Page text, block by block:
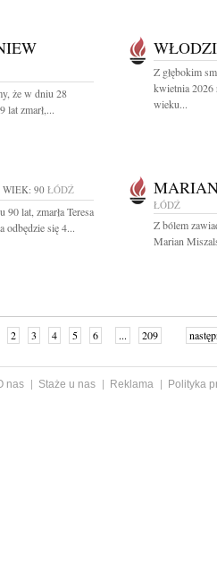
że w dniu 28
lat zmarł,...
Z głębokim
kwietnia
wieku...
WIEK: 90 ŁÓDŹ
lat, zmarła Teresa
odbędzie się 4...
ŁÓDŹ
Z bólem
Marian
2 3 4 5 6 ... 209
nas Staże u nas Reklama
Polityka